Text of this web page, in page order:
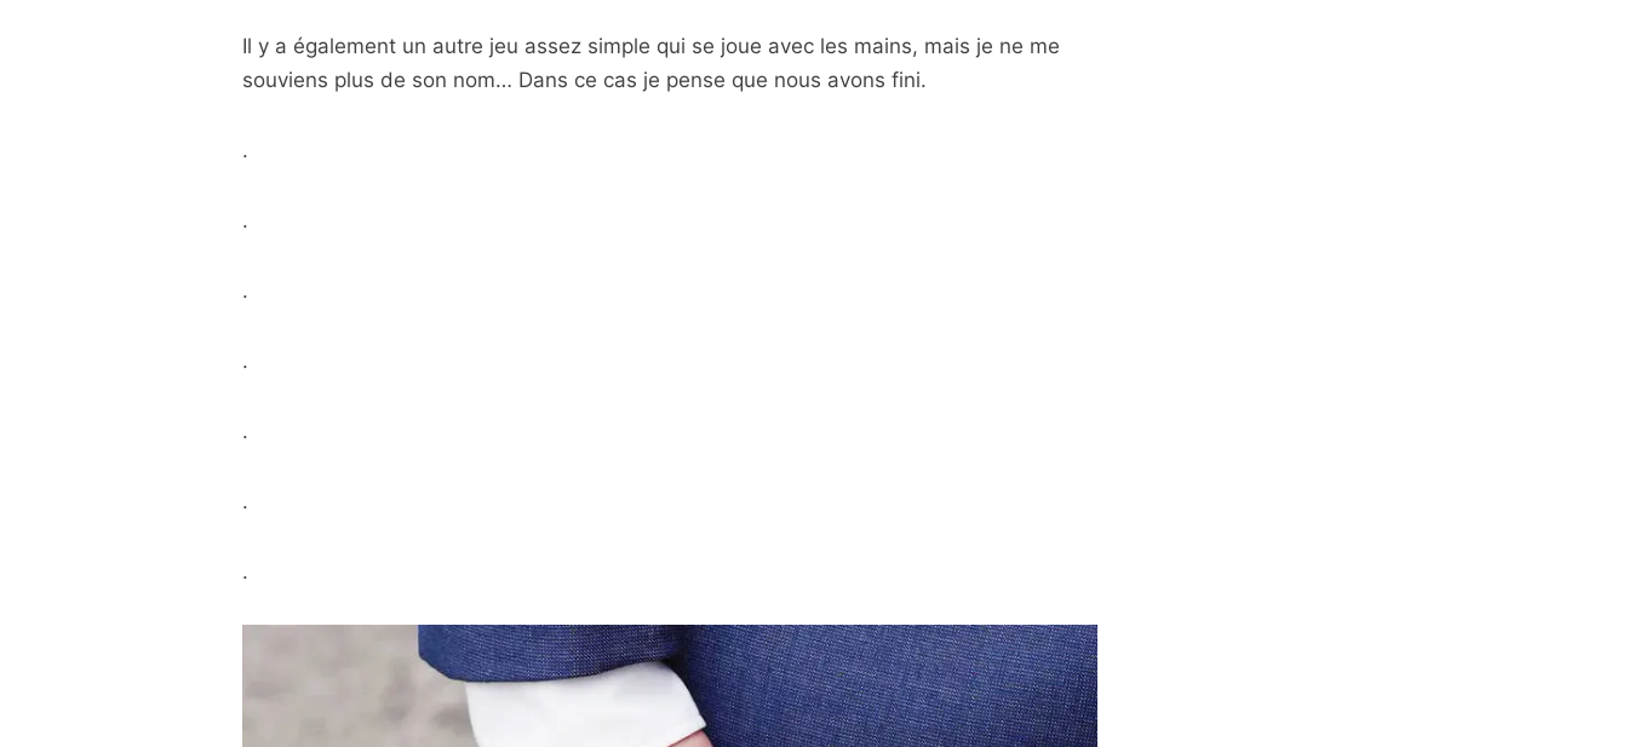
Il y a également un autre jeu assez simple qui se joue avec les mains, mais je ne me
souviens plus de son nom… Dans ce cas je pense que nous avons fini.
.
.
.
.
.
.
.